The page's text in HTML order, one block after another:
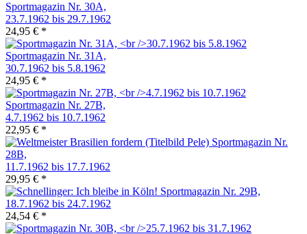
Sportmagazin Nr. 30A,
23.7.1962 bis 29.7.1962
24,95 € *
Sportmagazin Nr. 31A,
30.7.1962 bis 5.8.1962
24,95 € *
Sportmagazin Nr. 27B,
4.7.1962 bis 10.7.1962
22,95 € *
Sportmagazin Nr.
28B,
11.7.1962 bis 17.7.1962
29,95 € *
Sportmagazin Nr. 29B,
18.7.1962 bis 24.7.1962
24,54 € *